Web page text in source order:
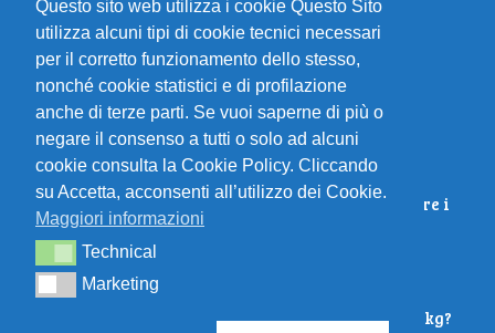
LATEST ARTICLES
Preparazione Mentale per la
Maratona: Strategie e Consigli
Correre in compagnia ti fa superare i
tuoi limiti.
Quanto devo correre per perdere 5 kg?
Questo sito web utilizza i cookie Questo Sito
utilizza alcuni tipi di cookie tecnici necessari
per il corretto funzionamento dello stesso,
nonché cookie statistici e di profilazione
anche di terze parti. Se vuoi saperne di più o
negare il consenso a tutti o solo ad alcuni
cookie consulta la Cookie Policy. Cliccando
su Accetta, acconsenti all’utilizzo dei Cookie.
Maggiori informazioni
TechnicalTechnical
MarketingMarketing